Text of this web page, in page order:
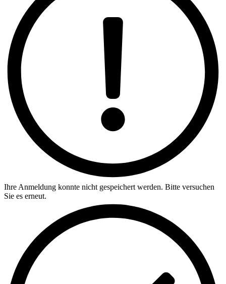
Ihre Anmeldung konnte nicht gespeichert werden. Bitte versuchen
Sie es erneut.